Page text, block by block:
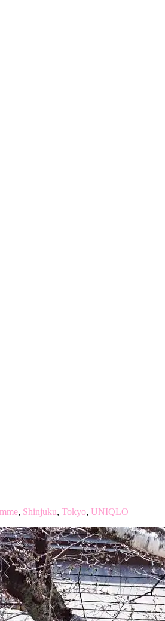
, Shinjuku, Tokyo, UNIQLO